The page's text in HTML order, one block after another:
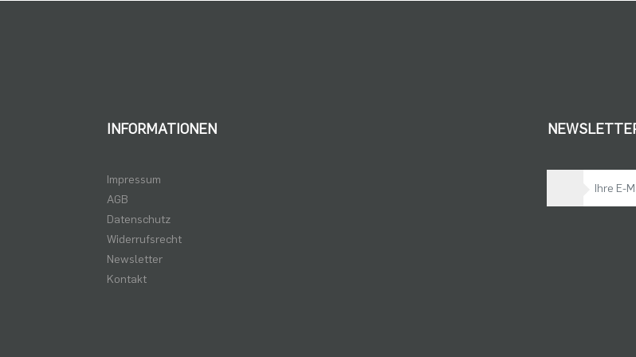
INFORMATIONEN
Impressum
AGB
Datenschutz
Widerrufsrecht
Newsletter
Kontakt
Bleiben Sie auf dem Laufenden